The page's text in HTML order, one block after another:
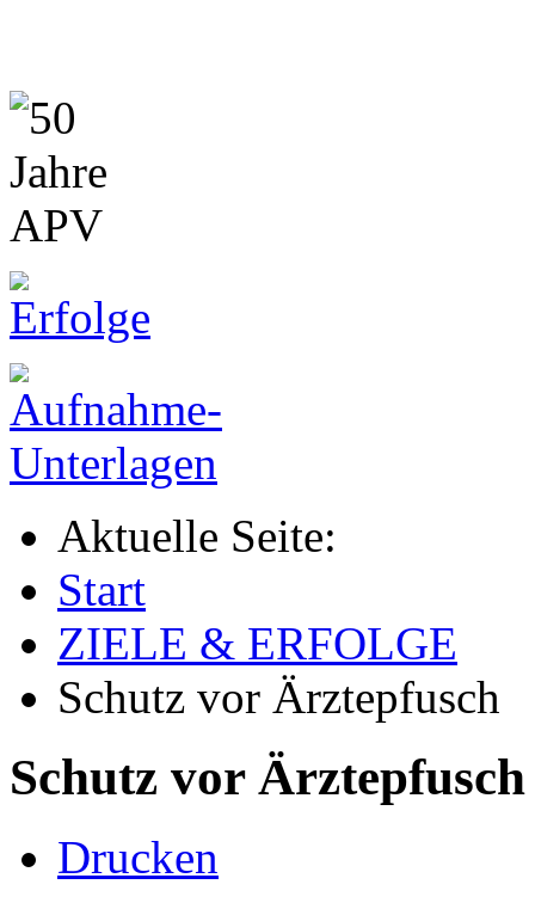
Aktuelle Seite:
Start
ZIELE & ERFOLGE
Schutz vor Ärztepfusch
Schutz vor Ärztepfusch
Drucken